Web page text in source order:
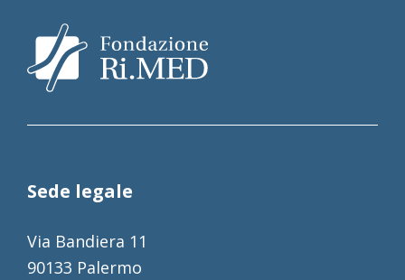
Sede legale
Via Bandiera 11
90133 Palermo